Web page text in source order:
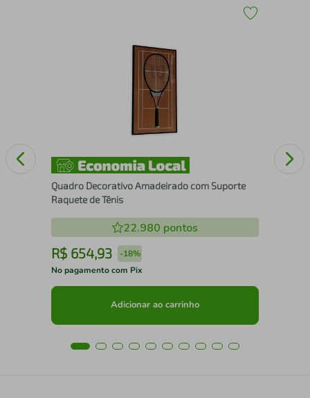
Quadro Decorativo Amadeirado com Suporte
Raquete de Tênis
22.980 pontos
R$ 654,93 -18%
No pagamento com Pix
Adicionar ao carrinho